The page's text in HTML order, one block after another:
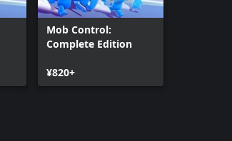
Mob Control:
Complete Edition
¥820+